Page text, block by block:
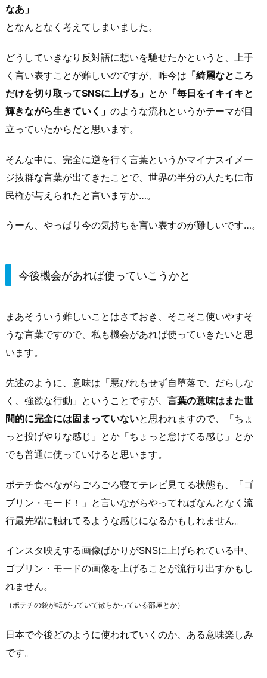
なあ」
となんとなく考えてしまいました。
どうしていきなり反対語に想いを馳せたかというと、上手
く言い表すことが難しいのですが、昨今は 「綺麗なところ
だけを切り取ってSNSに上げる」 とか 「毎日をイキイキと
輝きながら生きていく」 のような流れというかテーマが目
立っていたからだと思います。
そんな中に、完全に逆を行く言葉というかマイナスイメー
ジ抜群な言葉が出てきたことで、世界の半分の人たちに市
民権が与えられたと言いますか…。
うーん、やっぱり今の気持ちを言い表すのが難しいです…。
今後機会があれば使っていこうかと
まあそういう難しいことはさておき、そこそこ使いやすそ
うな言葉ですので、私も機会があれば使っていきたいと思
います。
先述のように、意味は「悪びれもせず自堕落で、だらしな
く、強欲な行動」ということですが、 言葉の意味はまた世
間的に完全には固まっていないと思われますので、「ちょ
っと投げやりな感じ」とか「ちょっと怠けてる感じ」とか
でも普通に使っていけると思います。
ポテチ食べながらごろごろ寝てテレビ見てる状態も、「ゴ
ブリン・モード！」と言いながらやってればなんとなく流
行最先端に触れてるような感じになるかもしれません。
インスタ映えする画像ばかりがSNSに上げられている中、
ゴブリン・モードの画像を上げることが流行り出すかもし
れません。
（ポテチの袋が転がっていて散らかっている部屋とか）
日本で今後どのように使われていくのか、ある意味楽しみ
です。